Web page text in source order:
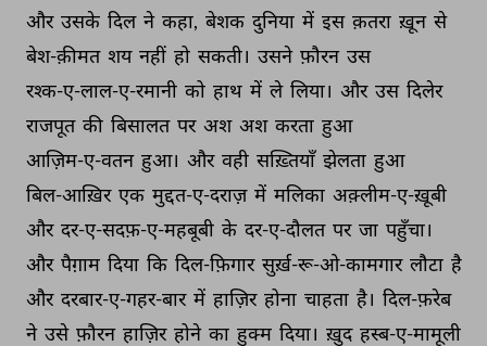
और उसके दिल ने कहा, बेशक दुनिया में इस क़तरा ख़ून से
बेश-क़ीमत शय नहीं हो सकती। उसने फ़ौरन उस
रश्क-ए-लाल-ए-रमानी को हाथ में ले लिया। और उस दिलेर
राजपूत की बिसालत पर अश अश करता हुआ
आज़िम-ए-वतन हुआ। और वही सख़्तियाँ झेलता हुआ
बिल-आख़िर एक मुद्दत-ए-दराज़ में मलिका अक़्लीम-ए-ख़ूबी
और दर-ए-सदफ़-ए-महबूबी के दर-ए-दौलत पर जा पहुँचा।
और पैग़ाम दिया कि दिल-फ़िगार सुर्ख़-रू-ओ-कामगार लौटा है
और दरबार-ए-गहर-बार में हाज़िर होना चाहता है। दिल-फ़रेब
ने उसे फ़ौरन हाज़िर होने का हुक्म दिया। ख़ुद हस्ब-ए-मामूली